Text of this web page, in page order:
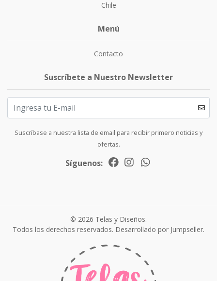
Chile
Menú
Contacto
Suscríbete a Nuestro Newsletter
Suscríbase a nuestra lista de email para recibir primero noticias y
ofertas.
Síguenos:
© 2026 Telas y Diseños.
Todos los derechos reservados. Desarrollado por Jumpseller.